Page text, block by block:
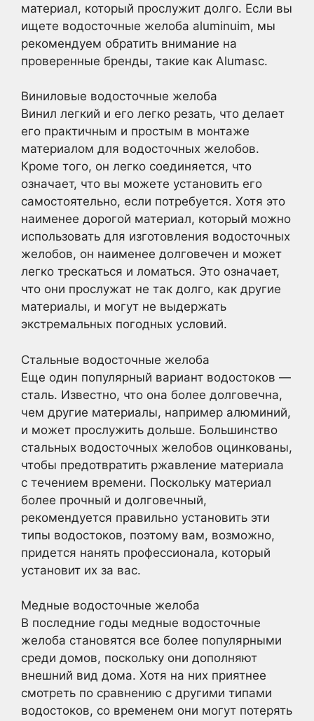
материал, который прослужит долго. Если вы
ищете водосточные желоба aluminuim, мы
рекомендуем обратить внимание на
проверенные бренды, такие как Alumasc.
Виниловые водосточные желоба
Винил легкий и его легко резать, что делает
его практичным и простым в монтаже
материалом для водосточных желобов.
Кроме того, он легко соединяется, что
означает, что вы можете установить его
самостоятельно, если потребуется. Хотя это
наименее дорогой материал, который можно
использовать для изготовления водосточных
желобов, он наименее долговечен и может
легко трескаться и ломаться. Это означает,
что они прослужат не так долго, как другие
материалы, и могут не выдержать
экстремальных погодных условий.
Стальные водосточные желоба
Еще один популярный вариант водостоков —
сталь. Известно, что она более долговечна,
чем другие материалы, например алюминий,
и может прослужить дольше. Большинство
стальных водосточных желобов оцинкованы,
чтобы предотвратить ржавление материала
с течением времени. Поскольку материал
более прочный и долговечный,
рекомендуется правильно установить эти
типы водостоков, поэтому вам, возможно,
придется нанять профессионала, который
установит их за вас.
Медные водосточные желоба
В последние годы медные водосточные
желоба становятся все более популярными
среди домов, поскольку они дополняют
внешний вид дома. Хотя на них приятнее
смотреть по сравнению с другими типами
водостоков, со временем они могут потерять